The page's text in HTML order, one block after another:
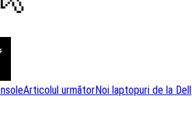
Articolul următorNoi laptopuri de la Dell